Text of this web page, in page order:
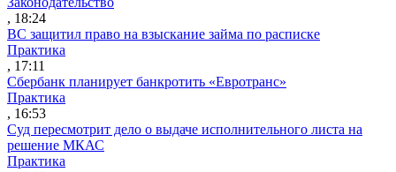
, 18:24
ВС защитил право на взыскание займа по расписке
Практика
, 17:11
Сбербанк планирует банкротить «Евротранс»
Практика
, 16:53
Суд пересмотрит дело о выдаче исполнительного листа на
решение МКАС
Практика